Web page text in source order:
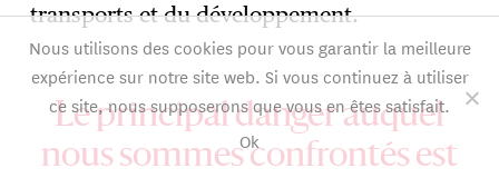
transports et du développement.
Le principal danger auquel
nous sommes confrontés est
Nous utilisons des cookies pour vous garantir la meilleure
expérience sur notre site web. Si vous continuez à utiliser
ce site, nous supposerons que vous en êtes satisfait.
Ok